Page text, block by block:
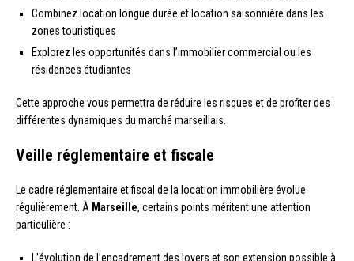
Combinez location longue durée et location saisonnière dans les
zones touristiques
Explorez les opportunités dans l’immobilier commercial ou les
résidences étudiantes
Cette approche vous permettra de réduire les risques et de profiter des
différentes dynamiques du marché marseillais.
Veille réglementaire et fiscale
Le cadre réglementaire et fiscal de la location immobilière évolue
régulièrement. À Marseille, certains points méritent une attention
particulière :
L’évolution de l’encadrement des loyers et son extension possible à